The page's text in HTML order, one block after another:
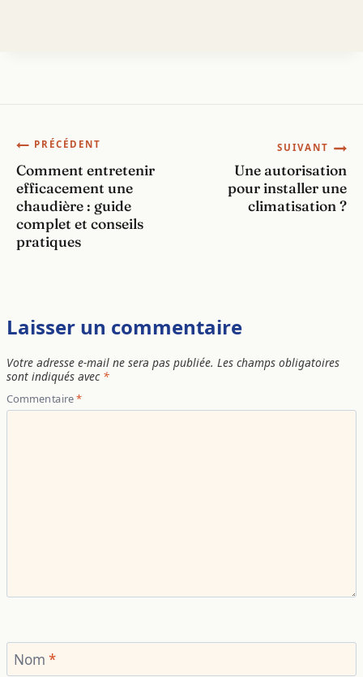
Navigation
de
l’article
PRÉCÉDENT
Comment entretenir
efficacement une
chaudière : guide
complet et conseils
pratiques
SUIVANT
Une autorisation
pour installer une
climatisation ?
Laisser un commentaire
Votre adresse e-mail ne sera pas publiée. Les champs obligatoires
sont indiqués avec *
Commentaire*
Nom *